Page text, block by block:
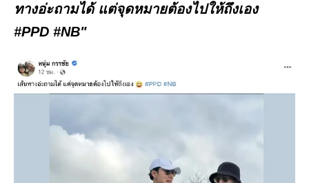
ทางอ่ะถามได้ แต่จุดหมายต้องไปให้ถึงเอง
#PPD #NB"